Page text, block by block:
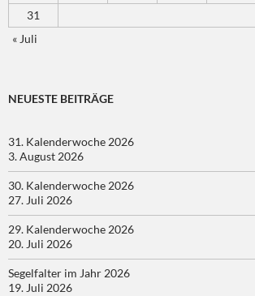
31
« Juli
NEUESTE BEITRÄGE
31. Kalenderwoche 2026
3. August 2026
30. Kalenderwoche 2026
27. Juli 2026
29. Kalenderwoche 2026
20. Juli 2026
Segelfalter im Jahr 2026
19. Juli 2026